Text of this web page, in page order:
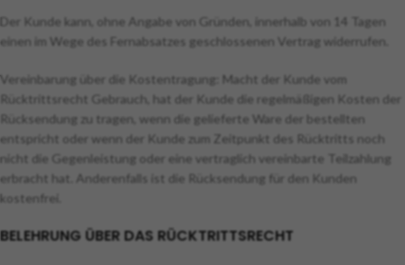
Der Kunde kann, ohne Angabe von Gründen, innerhalb von 14 Tagen
einen im Wege des Fernabsatzes geschlossenen Vertrag widerrufen.
Vereinbarung über die Kostentragung: Macht der Kunde vom
Rücktrittsrecht Gebrauch, hat der Kunde die regelmäßigen Kosten der
Rücksendung zu tragen, wenn die gelieferte Ware der bestellten
entspricht oder wenn der Kunde zum Zeitpunkt des Rücktritts noch
nicht die Gegenleistung oder eine vertraglich vereinbarte Teilzahlung
erbracht hat. Anderenfalls ist die Rücksendung für den Kunden
kostenfrei.
BELEHRUNG ÜBER DAS RÜCKTRITTSRECHT